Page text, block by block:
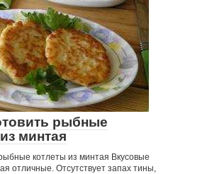
рыбные
минтая
котлеты из минтая Вкусовые
отличные. Отсутствует запах тины,